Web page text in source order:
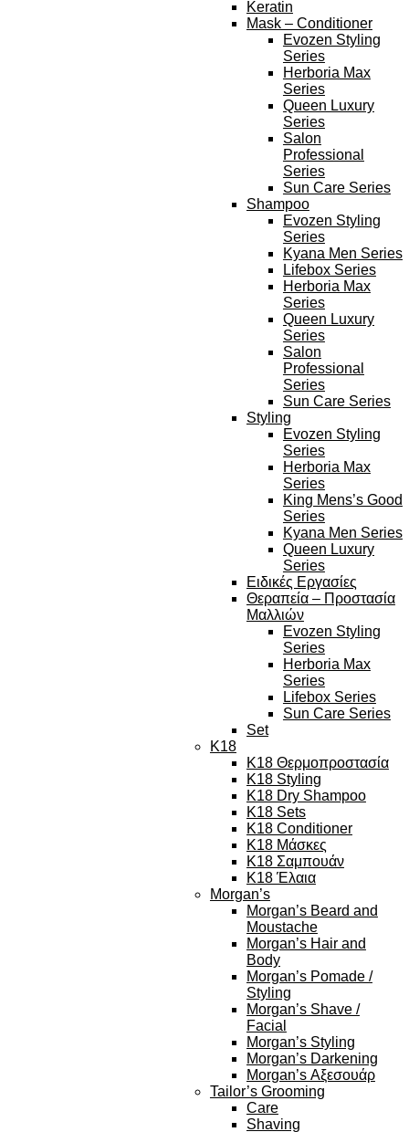
Keratin
Mask – Conditioner
Evozen Styling
Series
Herboria Max
Series
Queen Luxury
Series
Salon
Professional
Series
Sun Care Series
Shampoo
Evozen Styling
Series
Kyana Men Series
Lifebox Series
Herboria Max
Series
Queen Luxury
Series
Salon
Professional
Series
Sun Care Series
Styling
Evozen Styling
Series
Herboria Max
Series
King Mens’s Good
Series
Kyana Men Series
Queen Luxury
Series
Ειδικές Εργασίες
Θεραπεία – Προστασία
Μαλλιών
Evozen Styling
Series
Herboria Max
Series
Lifebox Series
Sun Care Series
Set
K18
K18 Θερμοπροστασία
K18 Styling
K18 Dry Shampoo
K18 Sets
K18 Conditioner
K18 Μάσκες
K18 Σαμπουάν
K18 Έλαια
Morgan’s
Morgan’s Beard and
Moustache
Morgan’s Hair and
Body
Morgan’s Pomade /
Styling
Morgan’s Shave /
Facial
Morgan’s Styling
Morgan’s Darkening
Morgan’s Αξεσουάρ
Tailor’s Grooming
Care
Shaving